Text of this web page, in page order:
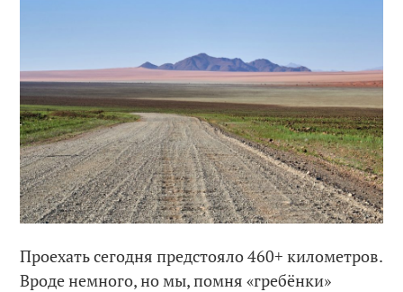
Проехать сегодня предстояло 460+ километров.
Вроде немного, но мы, помня «гребёнки»